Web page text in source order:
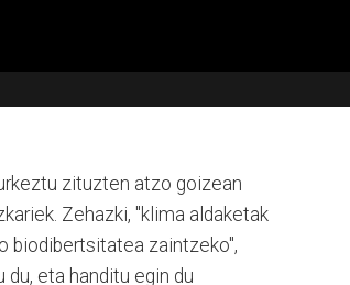
zituzten atzo goizean
Zehazki, "klima aldaketak
biodibertsitatea zaintzeko",
eta handitu egin du